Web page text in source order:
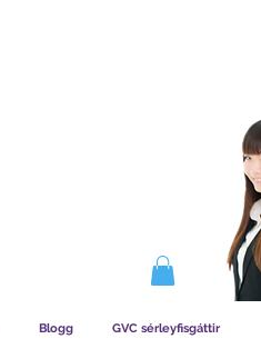
Blogg GVC sérleyfisgáttir